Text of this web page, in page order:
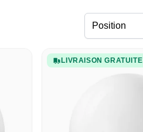
LIVRAISON GRATUITE